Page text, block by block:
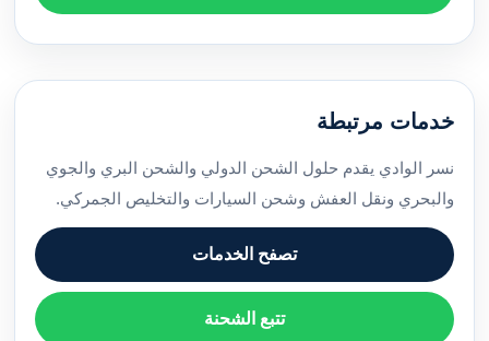
خدمات مرتبطة
نسر الوادي يقدم حلول الشحن الدولي والشحن البري والجوي
والبحري ونقل العفش وشحن السيارات والتخليص الجمركي.
تصفح الخدمات
تتبع الشحنة